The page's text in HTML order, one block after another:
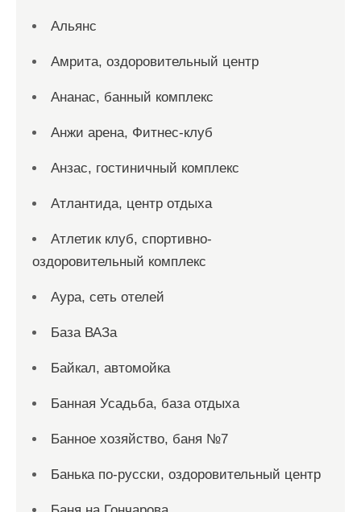
Альянс
Амрита, оздоровительный центр
Ананас, банный комплекс
Анжи арена, Фитнес-клуб
Анзас, гостиничный комплекс
Атлантида, центр отдыха
Атлетик клуб, спортивно-
оздоровительный комплекс
Аура, сеть отелей
База ВАЗа
Байкал, автомойка
Банная Усадьба, база отдыха
Банное хозяйство, баня №7
Банька по-русски, оздоровительный центр